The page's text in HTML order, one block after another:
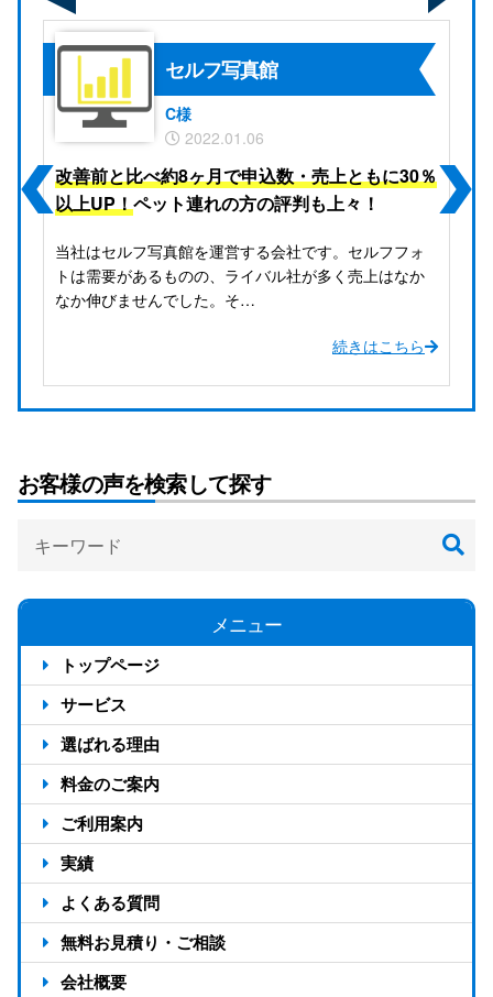
セルフ写真館
C様
2022.01.06
WEB集客
SEO対策
改善前と比べ約8ヶ月で申込数・売上ともに30％
以上UP！ペット連れの方の評判も上々！
当社はセルフ写真館を運営する会社です。セルフフォ
トは需要があるものの、ライバル社が多く売上はなか
なか伸びませんでした。そ…
続きはこちら
改
お客様の声を検索して探す
メニュー
トップページ
サービス
選ばれる理由
反響が出る4つの仕組み
アドタイムの強み13選
選ばれる7つの理由
料金のご案内
料金のご案内
料金シミュレーション
ご利用案内
ご利用の流れ
対応エリア
実績
お客様の声
制作実績
よくある質問
無料お見積り・ご相談
会社概要